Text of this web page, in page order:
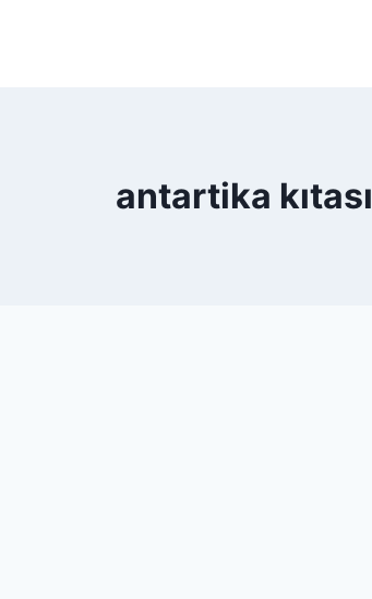
antartika kıtası